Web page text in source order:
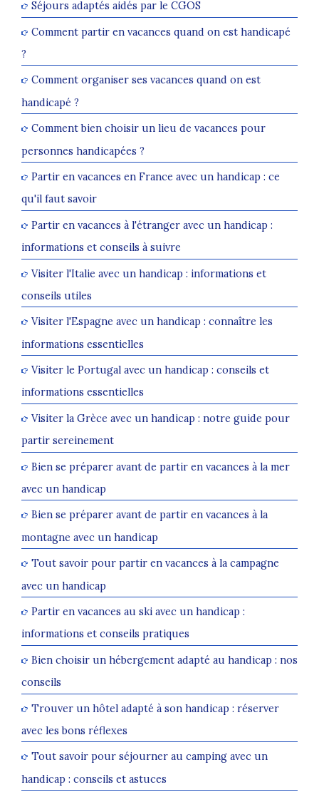
Séjours adaptés aidés par le CGOS
Comment partir en vacances quand on est handicapé
?
Comment organiser ses vacances quand on est
handicapé ?
Comment bien choisir un lieu de vacances pour
personnes handicapées ?
Partir en vacances en France avec un handicap : ce
qu'il faut savoir
Partir en vacances à l'étranger avec un handicap :
informations et conseils à suivre
Visiter l'Italie avec un handicap : informations et
conseils utiles
Visiter l'Espagne avec un handicap : connaître les
informations essentielles
Visiter le Portugal avec un handicap : conseils et
informations essentielles
Visiter la Grèce avec un handicap : notre guide pour
partir sereinement
Bien se préparer avant de partir en vacances à la mer
avec un handicap
Bien se préparer avant de partir en vacances à la
montagne avec un handicap
Tout savoir pour partir en vacances à la campagne
avec un handicap
Partir en vacances au ski avec un handicap :
informations et conseils pratiques
Bien choisir un hébergement adapté au handicap : nos
conseils
Trouver un hôtel adapté à son handicap : réserver
avec les bons réflexes
Tout savoir pour séjourner au camping avec un
handicap : conseils et astuces